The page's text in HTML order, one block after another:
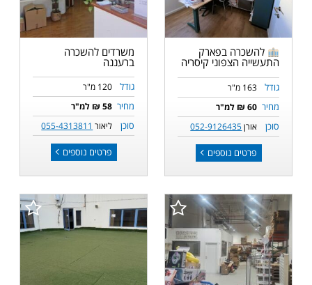
להשכרה בפארק
התעשייה הצפוני קיסריה
גודל 163 מ"ר
מחיר 60 ₪ למ"ר
סוכן אורן052-9126435
פרטים נוספים
משרדים להשכרה
ברעננה
גודל 120 מ"ר
מחיר 58 ₪ למ"ר
סוכן ליאור 055-4313811
פרטים נוספים